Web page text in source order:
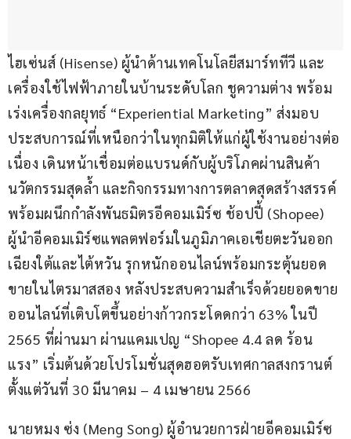
ไฮเซ่นส์ (Hisense) ผู้นำด้านเทคโนโลยีสมาร์ททีวี และ
เครื่องใช้ไฟฟ้าภายในบ้านระดับโลก ชูความต่าง พร้อม
เร่งเครื่องกลยุทธ์ “Experiential Marketing” ส่งมอบ
ประสบการณ์ที่เหนือกว่าในทุกมิติให้แก่ผู้ใช้งานอย่างต่อ
เนื่อง เดินหน้าเชื่อมต่อแบรนด์กับผู้บริโภคผ่านสินค้า
นวัตกรรมสุดล้ำ และกิจกรรมทางการตลาดสุดสร้างสรรค์
พร้อมผนึกกำลังพันธมิตรอีคอมเมิร์ซ ช้อปปี้ (Shopee)
ผู้นำอีคอมเมิร์ซแพลตฟอร์มในภูมิภาคเอเชียตะวันออก
เฉียงใต้และไต้หวัน รุกหนักออนไลน์พร้อมกระตุ้นยอด
ขายในไตรมาสสอง หลังประสบความสำเร็จด้วยยอดขาย
ออนไลน์ที่เติบโตขึ้นอย่างก้าวกระโดดกว่า 63% ในปี
2565 ที่ผ่านมา ผ่านแคมเปญ “Shopee 4.4 ลด ร้อน
แรง” เริ่มต้นด้วยโปรโมชั่นสุดฮอตรับเทศกาลสงกรานต์
ตั้งแต่วันที่ 30 มีนาคม – 4 เมษายน 2566
นายหมง ซ่ง (Meng Song) ผู้อำนวยการฝ่ายอีคอมเมิร์ซ